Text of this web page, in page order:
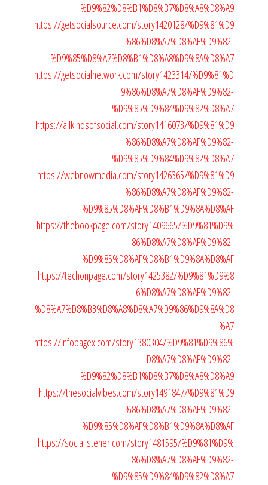
%D9%82%D8%B1%D8%B7%D8%A8%D8%A9
https://getsocialsource.com/story1420128/%D9%81%D9
%86%D8%A7%D8%AF%D9%82-
%D9%85%D8%A7%D8%B1%D8%A8%D9%8A%D8%A7
https://getsocialnetwork.com/story1423314/%D9%81%D
9%86%D8%A7%D8%AF%D9%82-
%D9%85%D9%84%D9%82%D8%A7
https://allkindsofsocial.com/story1416073/%D9%81%D9
%86%D8%A7%D8%AF%D9%82-
%D9%85%D9%84%D9%82%D8%A7
https://webnowmedia.com/story1426365/%D9%81%D9
%86%D8%A7%D8%AF%D9%82-
%D9%85%D8%AF%D8%B1%D9%8A%D8%AF
https://thebookpage.com/story1409665/%D9%81%D9%
86%D8%A7%D8%AF%D9%82-
%D9%85%D8%AF%D8%B1%D9%8A%D8%AF
https://techonpage.com/story1425382/%D9%81%D9%8
6%D8%A7%D8%AF%D9%82-
%D8%A7%D8%B3%D8%A8%D8%A7%D9%86%D9%8A%D8
%A7
https://infopagex.com/story1380304/%D9%81%D9%86%
D8%A7%D8%AF%D9%82-
%D9%82%D8%B1%D8%B7%D8%A8%D8%A9
https://thesocialvibes.com/story1491847/%D9%81%D9
%86%D8%A7%D8%AF%D9%82-
%D9%85%D8%AF%D8%B1%D9%8A%D8%AF
https://socialistener.com/story1481595/%D9%81%D9%
86%D8%A7%D8%AF%D9%82-
%D9%85%D9%84%D9%82%D8%A7